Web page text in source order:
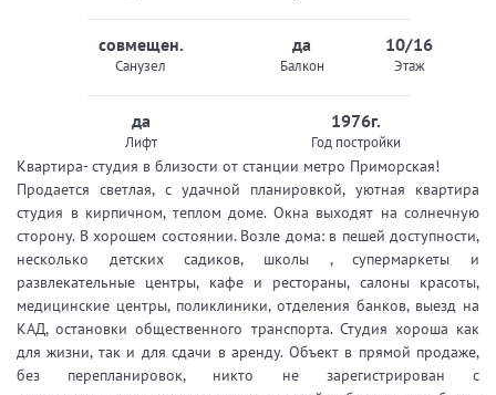
совмещен.
Санузел
да
Балкон
10/16
Этаж
да
Лифт
1976г.
Год постройки
Квартира- студия в близости от станции метро Приморская!
Продается светлая, с удачной планировкой, уютная квартира
студия в кирпичном, теплом доме. Окна выходят на солнечную
сторону. В хорошем состоянии. Возле дома: в пешей доступности,
несколько детских садиков, школы , супермаркеты и
развлекательные центры, кафе и рестораны, салоны красоты,
медицинские центры, поликлиники, отделения банков, выезд на
КАД, остановки общественного транспорта. Студия хороша как
для жизни, так и для сдачи в аренду. Объект в прямой продаже,
без перепланировок, никто не зарегистрирован с